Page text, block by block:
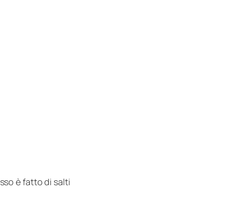
è fatto di salti